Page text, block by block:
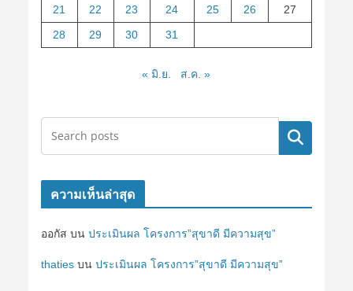
21
22 23 24 25 26
27
28
29 30 31
« มิ.ย. ส.ค. »
ค้นหา
ความเห็นล่าสุด
ออกัส บน ประเมินผล โครงการ”สุขาดี มีความสุข”
thatiesบน ประเมินผล โครงการ”สุขาดี มีความสุข”